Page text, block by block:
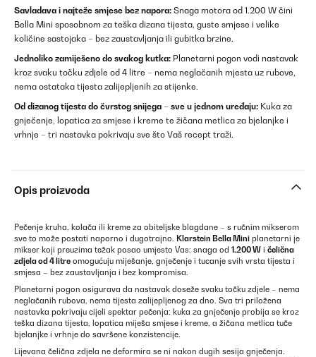
Savladava i najteže smjese bez napora: Snaga motora od 1.200 W čini
Bella Mini sposobnom za teška dizana tijesta, guste smjese i velike
količine sastojaka – bez zaustavljanja ili gubitka brzine.
Jednoliko zamiješeno do svakog kutka: Planetarni pogon vodi nastavak
kroz svaku točku zdjele od 4 litre – nema neglačanih mjesta uz rubove,
nema ostataka tijesta zalijepljenih za stijenke.
Od dizanog tijesta do čvrstog snijega – sve u jednom uređaju: Kuka za
gnječenje, lopatica za smjese i kreme te žičana metlica za bjelanjke i
vrhnje – tri nastavka pokrivaju sve što Vaš recept traži.
Opis proizvoda
Pečenje kruha, kolača ili kreme za obiteljske blagdane – s ručnim mikserom
sve to može postati naporno i dugotrajno. Klarstein Bella Mini planetarni je
mikser koji preuzima težak posao umjesto Vas: snaga od 1.200 W i čelična
zdjela od 4 litre omogućuju miješanje, gnječenje i tucanje svih vrsta tijesta i
smjesa – bez zaustavljanja i bez kompromisa.
Planetarni pogon osigurava da nastavak doseže svaku točku zdjele – nema
neglačanih rubova, nema tijesta zalijepljenog za dno. Sva tri priložena
nastavka pokrivaju cijeli spektar pečenja: kuka za gnječenje probija se kroz
teška dizana tijesta, lopatica miješa smjese i kreme, a žičana metlica tuče
bjelanjke i vrhnje do savršene konzistencije.
Lijevana čelična zdjela ne deformira se ni nakon dugih sesija gnječenja.